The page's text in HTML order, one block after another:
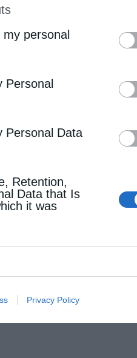
that may further
personal
Personal
Personal Data
Retention,
Data that Is
it was
Privacy Policy